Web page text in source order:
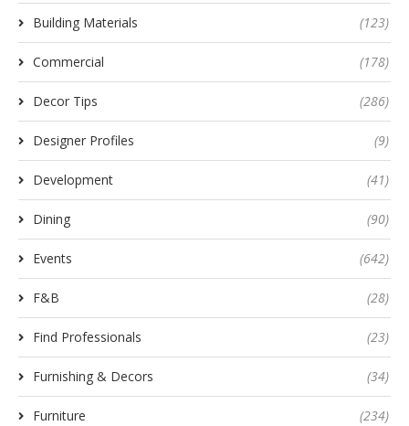
Building Materials (123)
Commercial (178)
Decor Tips (286)
Designer Profiles (9)
Development (41)
Dining (90)
Events (642)
F&B (28)
Find Professionals (23)
Furnishing & Decors (34)
Furniture (234)